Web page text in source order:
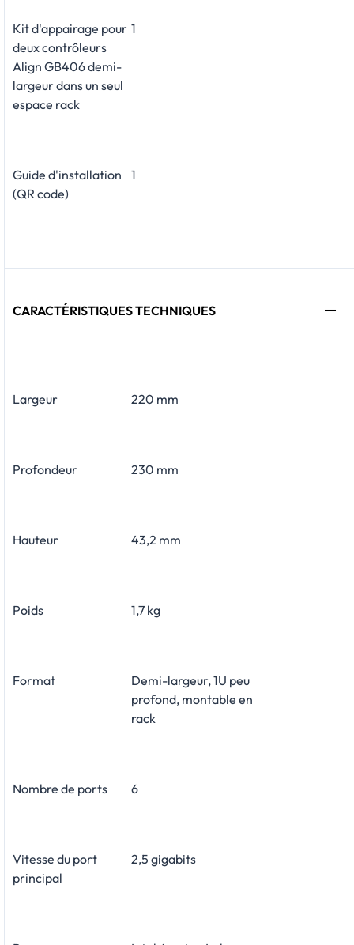
Kit d'appairage pour
deux contrôleurs
Align GB406 demi-
largeur dans un seul
espace rack
1
Guide d'installation
(QR code)
1
CARACTÉRISTIQUES TECHNIQUES
Largeur 220 mm
Profondeur 230 mm
Hauteur 43,2 mm
Poids 1,7 kg
Format
Demi-largeur, 1U peu
profond, montable en
rack
Nombre de ports 6
Vitesse du port
principal
2,5 gigabits